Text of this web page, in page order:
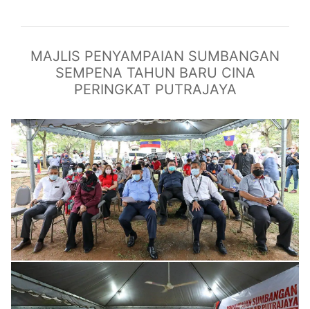
MAJLIS PENYAMPAIAN SUMBANGAN
SEMPENA TAHUN BARU CINA
PERINGKAT PUTRAJAYA